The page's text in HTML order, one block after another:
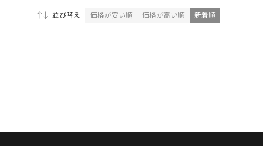
並び替え 価格が安い順 価格が高い順 新着順